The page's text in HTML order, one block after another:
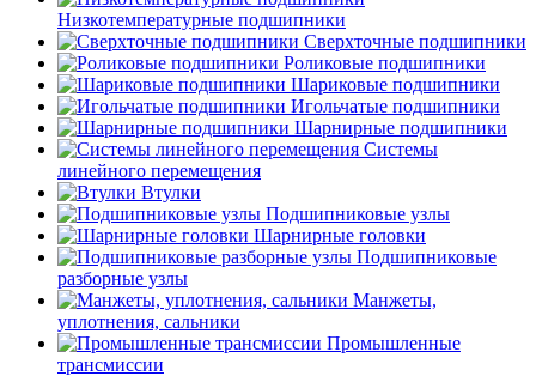
Низкотемпературные подшипники
Сверхточные подшипники
Роликовые подшипники
Шариковые подшипники
Игольчатые подшипники
Шарнирные подшипники
Системы
линейного перемещения
Втулки
Подшипниковые узлы
Шарнирные головки
Подшипниковые
разборные узлы
Манжеты,
уплотнения, сальники
Промышленные
трансмиссии